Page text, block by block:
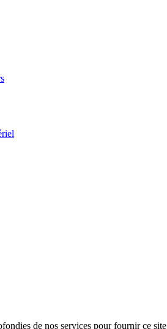
de nos services pour fournir ce site